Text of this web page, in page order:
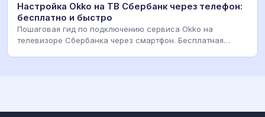
Настройка Okko на ТВ Сбербанк через телефон:
бесплатно и быстро
Пошаговая гид по подключению сервиса Okko на
телевизоре Сбербанка через смартфон. Бесплатная